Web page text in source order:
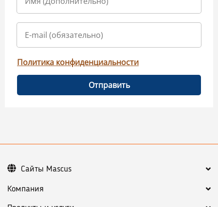
Политика конфиденциальности
Отправить
Компания
Сайты Mascus